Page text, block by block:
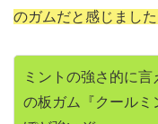
のガムだと感じました
ミントの強さ的に
の板ガム『クール